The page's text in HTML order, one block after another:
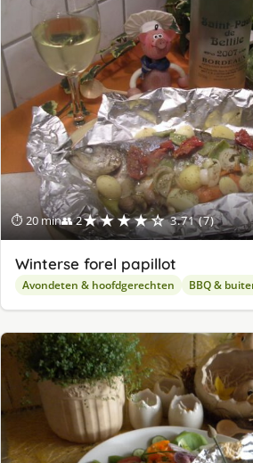
⏱ 20 min👥 2★★★★☆ 3.71 (7)
Winterse forel papillot
Avondeten & hoofdgerechten BBQ &